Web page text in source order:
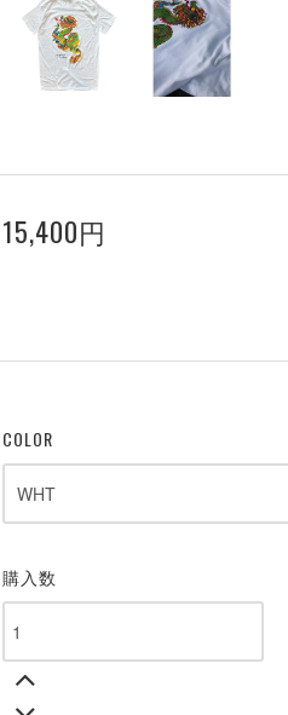
15,400円
COLOR
購入数